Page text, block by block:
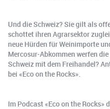
Und die Schweiz? Sie gilt als
schottet ihren Agrarsektor
neue Hürden für Weinimporte
Mercosur-Abkommen werfen
Schweiz mit dem Freihandel?
bei «Eco on the Rocks».
Im Podcast «Eco on the